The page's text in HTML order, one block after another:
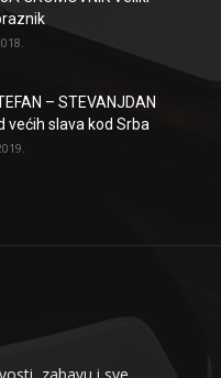
– STEVANJDAN
većih slava kod Srba